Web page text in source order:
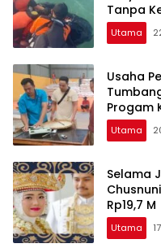
Tanpa
Utama
Usaha
Progam
Utama
Selama
Rp19,7 M
Utama